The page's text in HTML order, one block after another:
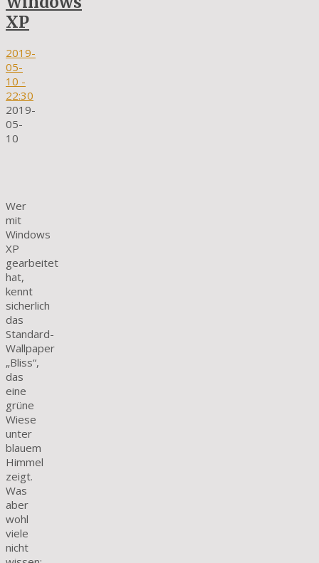
XP
2019-
05-
10 -
22:30
2019-
05-
10
Wer
mit
Windows
XP
gearbeitet
hat,
kennt
sicherlich
das
Standard-
Wallpaper
„Bliss“,
das
eine
grüne
Wiese
unter
blauem
Himmel
zeigt.
Was
aber
wohl
viele
nicht